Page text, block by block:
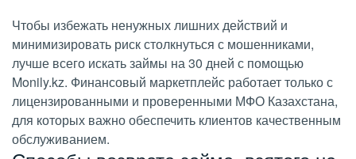
Чтобы избежать ненужных лишних действий и
минимизировать риск столкнуться с мошенниками,
лучше всего искать займы на 30 дней с помощью
Monily.kz. Финансовый маркетплейс работает только с
лицензированными и проверенными МФО Казахстана,
для которых важно обеспечить клиентов качественным
обслуживанием.